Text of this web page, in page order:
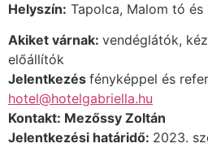
Helyszín: Tapolca, Malom tó és
Akiket várnak: vendéglátók,
előállítók
Jelentkezés fényképpel és
hotel@hotelgabriella.hu
Kontakt: Mezőssy Zoltán
Jelentkezési határidő: 2023.